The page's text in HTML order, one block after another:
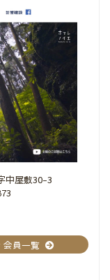
中屋敷30-3
会員一覧